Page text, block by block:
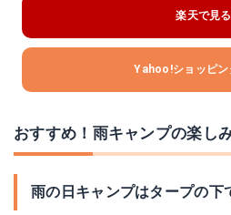
楽天で見る
Yahoo!ショッピン
おすすめ！雨キャンプの楽し
雨の日キャンプはタープの下